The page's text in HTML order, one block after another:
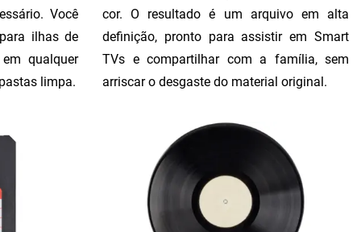
Você
ilhas de
qualquer
limpa.
cor. O resultado é um arquivo em alta
definição, pronto para assistir em Smart
TVs e compartilhar com a família, sem
arriscar o desgaste do material original.